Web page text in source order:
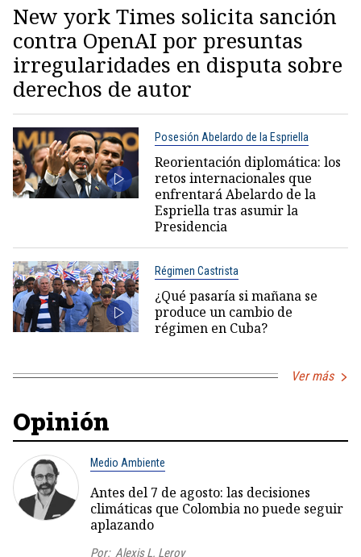
New york Times solicita sanción
contra OpenAI por presuntas
irregularidades en disputa sobre
derechos de autor
Posesión Abelardo de la Espriella
Reorientación diplomática: los
retos internacionales que
enfrentará Abelardo de la
Espriella tras asumir la
Presidencia
Régimen Castrista
¿Qué pasaría si mañana se
produce un cambio de
régimen en Cuba?
Ver más
Opinión
Medio Ambiente
Antes del 7 de agosto: las decisiones
climáticas que Colombia no puede seguir
aplazando
Por: Alexis L. Leroy